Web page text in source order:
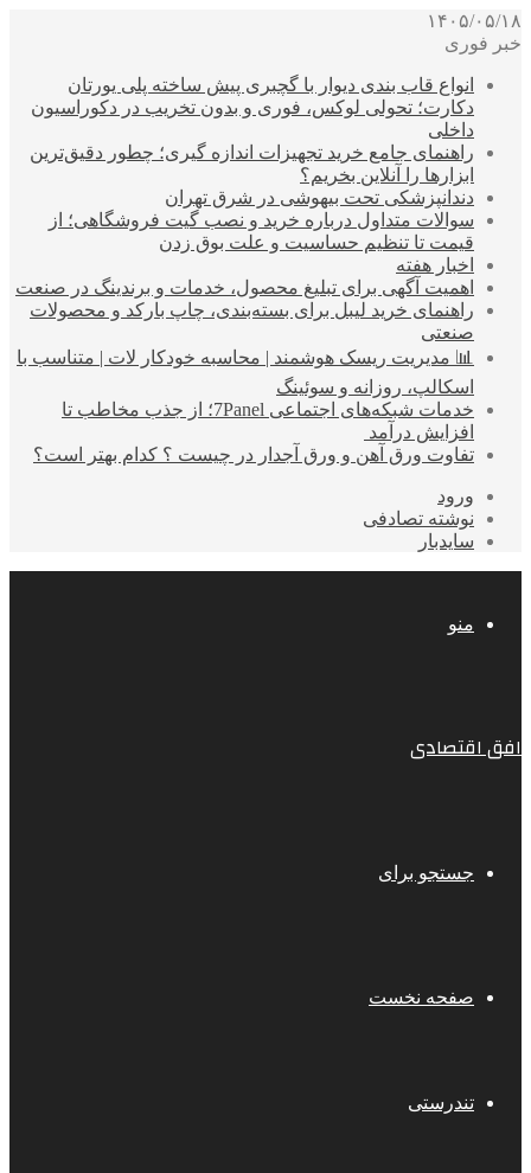
۱۴۰۵/۰۵/۱۸
خبر فوری
انواع قاب بندی دیوار با گچبری پیش ساخته پلی یورتان
دکارت؛ تحولی لوکس، فوری و بدون تخریب در دکوراسیون
داخلی
راهنمای جامع خرید تجهیزات اندازه گیری؛ چطور دقیق‌ترین
ابزارها را آنلاین بخریم؟
دندانپزشکی تحت بیهوشی در شرق تهران
سوالات متداول درباره خرید و نصب گیت فروشگاهی؛ از
قیمت تا تنظیم حساسیت و علت بوق زدن
اخبار هفته
اهمیت آگهی برای تبلیغ محصول، خدمات و برندینگ در صنعت
راهنمای خرید لیبل برای بسته‌بندی، چاپ بارکد و محصولات
صنعتی
📊 مدیریت ریسک هوشمند | محاسبه خودکار لات | متناسب با
اسکالپ، روزانه و سوئینگ
خدمات شبکه‌های اجتماعی 7Panel؛ از جذب مخاطب تا
افزایش درآمد
تفاوت ورق آهن و ورق آجدار در چیست ؟ کدام بهتر است؟
ورود
نوشته تصادفی
سایدبار
منو
افق اقتصادی
جستجو برای
صفحه نخست
تندرستی